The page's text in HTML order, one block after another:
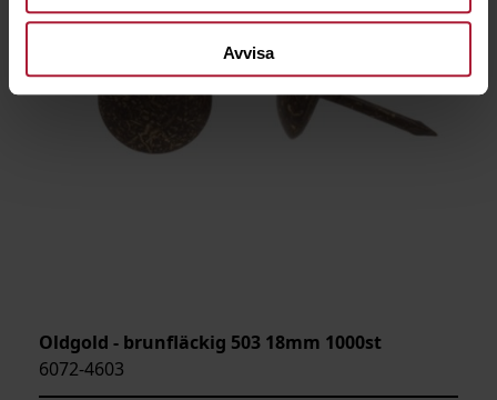
Avvisa
Oldgold - brunfläckig 503 18mm 1000st
6072-4603